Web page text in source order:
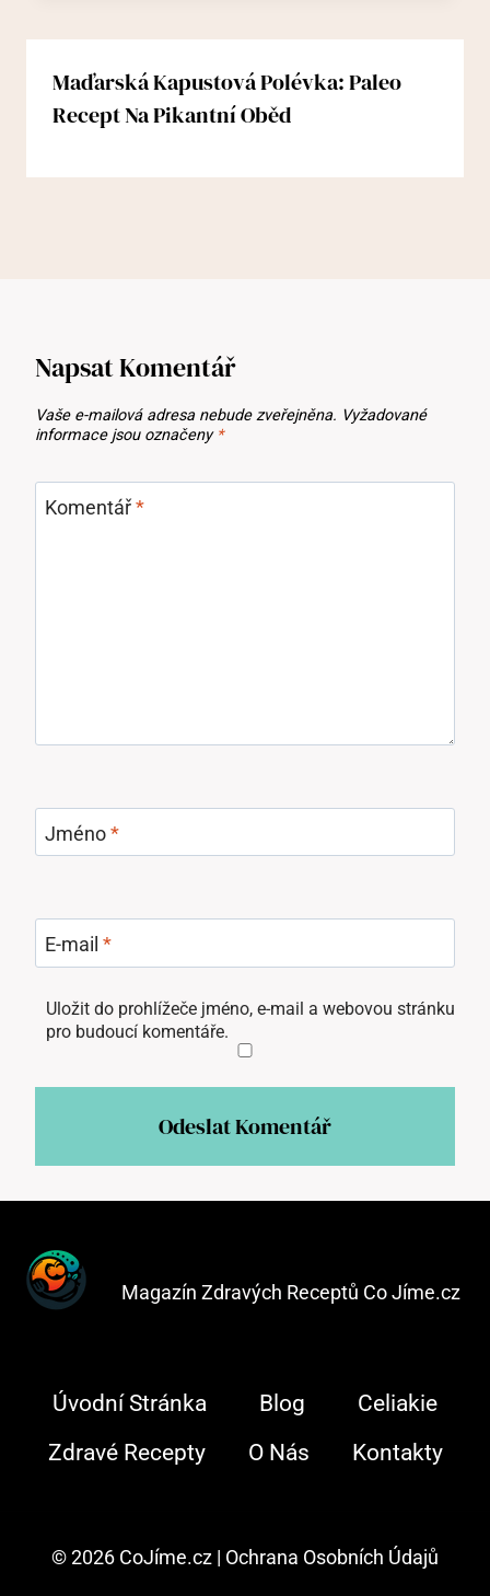
Maďarská Kapustová Polévka: Paleo
Recept Na Pikantní Oběd
Napsat Komentář
Vaše e-mailová adresa nebude zveřejněna. Vyžadované
informace jsou označeny *
Komentář*
Jméno*
E-mail *
Uložit do prohlížeče jméno, e-mail a webovou stránku
pro budoucí komentáře.
Magazín Zdravých Receptů Co Jíme.cz
Úvodní Stránka Blog
Celiakie
Zdravé Recepty
O Nás Kontakty
© 2026 CoJíme.cz | Ochrana Osobních Údajů